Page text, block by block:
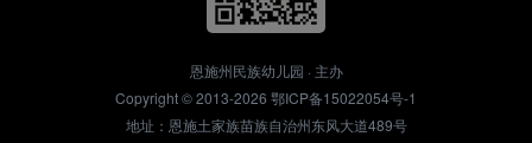
恩施州民族幼儿园 · 主办
Copyright © 2013-2026 鄂ICP备15022054号-1
地址：恩施土家族苗族自治州东风大道489号